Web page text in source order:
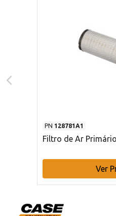
PN 128781A1
Filtro de Ar
Ver